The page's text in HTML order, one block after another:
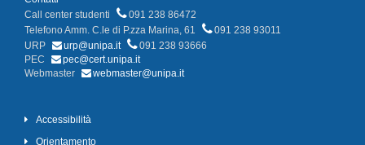
Call center studenti
091 238 86472
Telefono Amm. C.le di P.zza Marina, 61
091 238 93011
URP
urp@unipa.it
091 238 93666
PEC
pec@cert.unipa.it
Webmaster
webmaster@unipa.it
Accessibilità
Orientamento